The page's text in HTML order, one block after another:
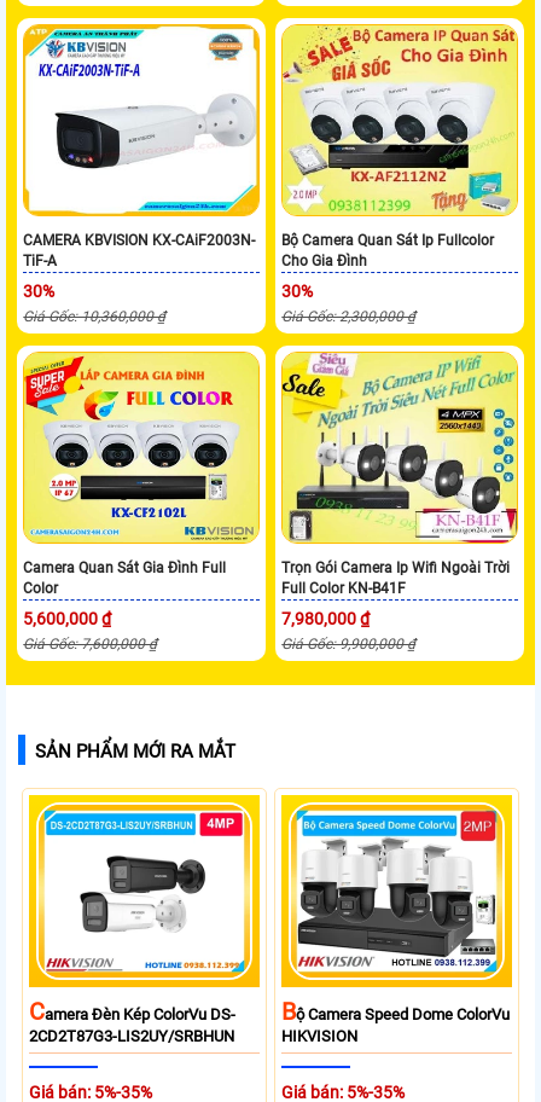
CAMERA KBVISION KX-CAiF2003N-
TiF-A
30%
Giá Gốc: 10,360,000 ₫
Bộ Camera Quan Sát Ip Fullcolor
Cho Gia Đình
30%
Giá Gốc: 2,300,000 ₫
Camera Quan Sát Gia Đình Full
Color
5,600,000 ₫
Giá Gốc: 7,600,000 ₫
Trọn Gói Camera Ip Wifi Ngoài Trời
Full Color KN-B41F
7,980,000 ₫
Giá Gốc: 9,900,000 ₫
SẢN PHẨM MỚI RA MẮT
CAmera Đèn Kép ColorVu DS-
2CD2T87G3-LIS2UY/SRBHUN
Giá bán: 5%-35%
BỘ Camera Speed Dome ColorVu
HIKVISION
Giá bán: 5%-35%